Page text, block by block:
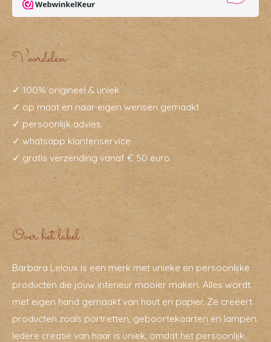
Voordelen
✓ 100% origineel & uniek
✓ op maat en naar eigen wensen gemaakt
✓ persoonlijk advies
✓ whatsapp klantenservice
✓ gratis verzending vanaf € 50 euro
Over het label
Barbara Leloux is een merk met unieke en persoonlijke
producten die jouw interieur mooier maken. Alles wordt
met eigen hand gemaakt van hout en papier. Ze creëert
producten zoals portretten, geboortekaarten en lampen.
Iedere creatie van haar is uniek, omdat het persoonlijk